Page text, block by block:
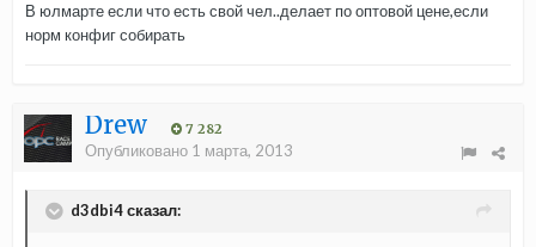
В юлмарте если что есть свой чел..делает по оптовой цене,если
норм конфиг собирать
Drew 7 282
Опубликовано 1 марта, 2013
d3dbi4 сказал: